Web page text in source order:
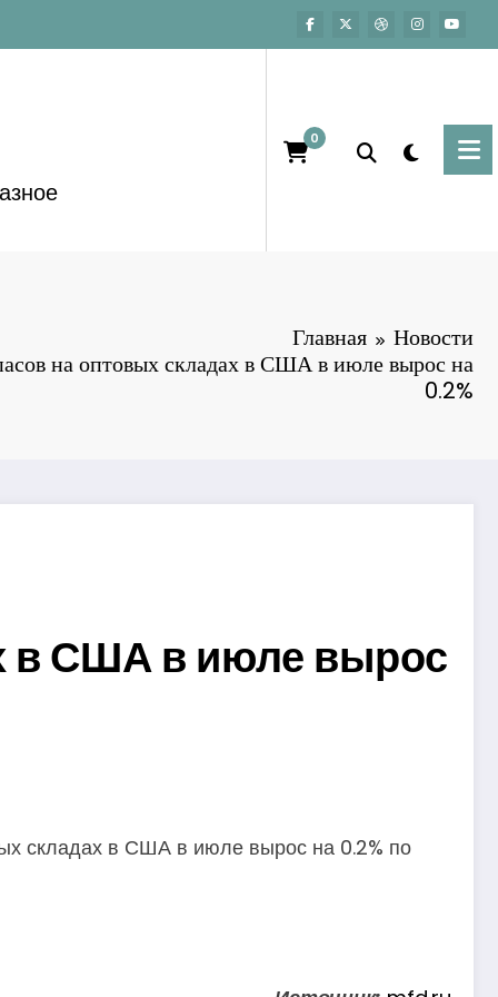
0
Главная
Новости
на оптовых складах в США в июле вырос на
0.2%
в США в июле вырос
складах в США в июле вырос на 0.2% по